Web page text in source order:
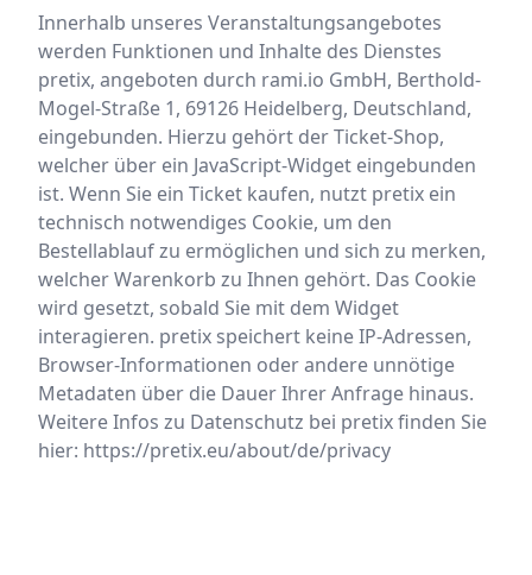
Innerhalb unseres Veranstaltungsangebotes
werden Funktionen und Inhalte des Dienstes
pretix, angeboten durch rami.io GmbH, Berthold-
Mogel-Straße 1, 69126 Heidelberg, Deutschland,
eingebunden. Hierzu gehört der Ticket-Shop,
welcher über ein JavaScript-Widget eingebunden
ist. Wenn Sie ein Ticket kaufen, nutzt pretix ein
technisch notwendiges Cookie, um den
Bestellablauf zu ermöglichen und sich zu merken,
welcher Warenkorb zu Ihnen gehört. Das Cookie
wird gesetzt, sobald Sie mit dem Widget
interagieren. pretix speichert keine IP-Adressen,
Browser-Informationen oder andere unnötige
Metadaten über die Dauer Ihrer Anfrage hinaus.
Weitere Infos zu Datenschutz bei pretix finden Sie
hier: https://pretix.eu/about/de/privacy